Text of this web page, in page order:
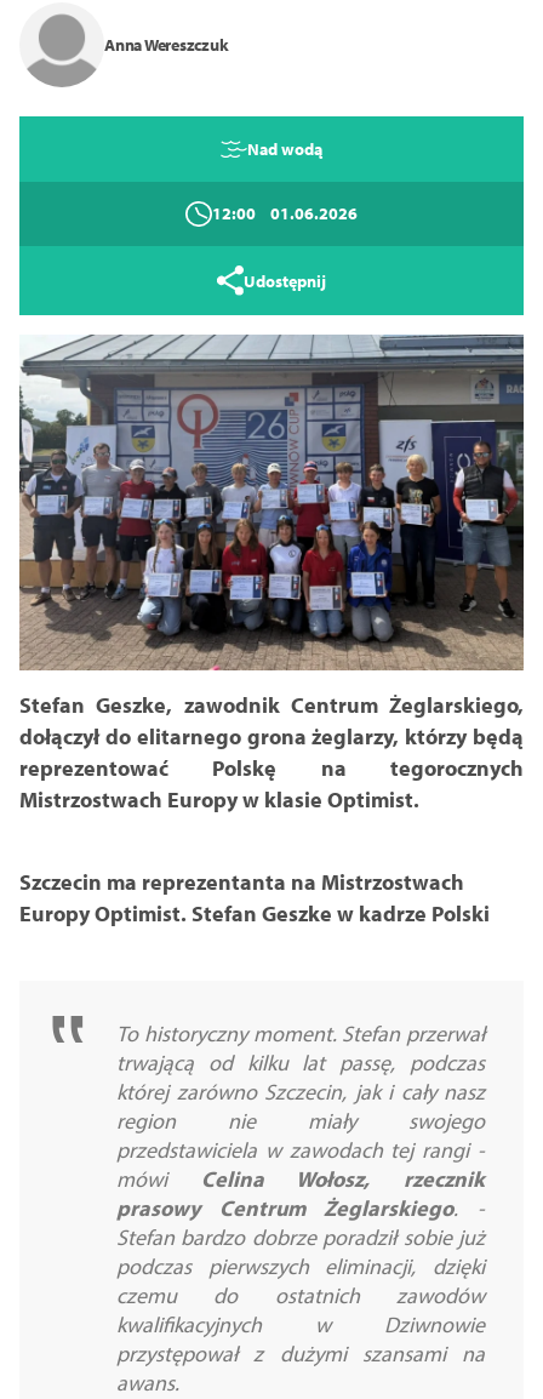
14 Anna Wereszczuk
Nad wodą
12:00 01.06.2026
Udostępnij
Stefan Geszke, zawodnik Centrum Żeglarskiego,
dołączył do elitarnego grona żeglarzy, którzy będą
reprezentować Polskę na tegorocznych
Mistrzostwach Europy w klasie Optimist.
Szczecin ma reprezentanta na Mistrzostwach
Europy Optimist. Stefan Geszke w kadrze Polski
To historyczny moment. Stefan przerwał
trwającą od kilku lat passę, podczas
której zarówno Szczecin, jak i cały nasz
region nie miały swojego
przedstawiciela w zawodach tej rangi -
mówi
Celina Wołosz, rzecznik
prasowy Centrum Żeglarskiego. -
Stefan bardzo dobrze poradził sobie już
podczas pierwszych eliminacji, dzięki
czemu do ostatnich zawodów
kwalifikacyjnych w Dziwnowie
przystępował z dużymi szansami na
awans.